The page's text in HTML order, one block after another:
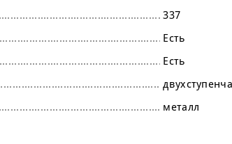
337
Есть
Есть
металл